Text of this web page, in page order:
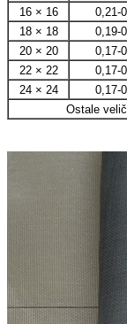
16 × 16
0,21-
18 × 18
0,19-
20 × 20
0,17-
22 × 22
0,17-
24 × 24
0,17-
Ostale